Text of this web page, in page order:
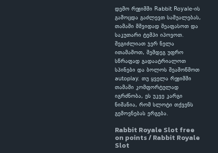
დემო რეჟიმში Rabbit Royale-ის
გამოცდა გაძლევთ საშუალებას,
თამაში მშვიდად შეაფასოთ და
საკუთარი ტემპი იპოვოთ.
შეგიძლიათ ჯერ ნელა
ითამაშოთ, შემდეგ უფრო
სწრაფად გადაატრიალოთ
სპინები და ბოლოს შეამოწმოთ
autoplay. თუ ყველა რეჟიმში
თამაში კომფორტულად
იგრძნობა, ეს უკვე კარგი
ნიშანია, რომ სლოტი თქვენს
გემოვნებას ერგება.
Rabbit Royale Slot free
on points / Rabbit Royale
Slot